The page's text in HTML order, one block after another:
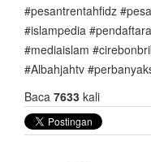
#pesantrentahfidz
#islampedia
#mediaislam
#Albahjahtv
Baca 7633 kali